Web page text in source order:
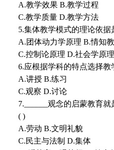
A.教学效果 B.教学过程
C.教学质量 D.教学方法
5.集体教学模式的理论依据
A.团体动力学原理 B.情知
C.控制论原理 D.社会学原理
6.应根据学科的特点选择教
A.讲授 B.练习
C.观察 D.讨论
7.______观念的启蒙教育
( )
A.劳动 B.文明礼貌
C.民主与法制 D.集体